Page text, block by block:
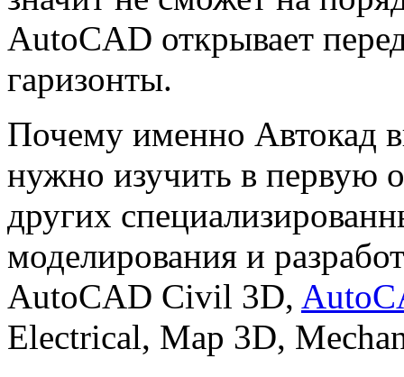
AutoCAD открывает
гаризонты.
Почему именно Автокад
нужно изучить в первую
других
моделирования и
AutoCAD Civil 3D,
Electrical, Map 3D,